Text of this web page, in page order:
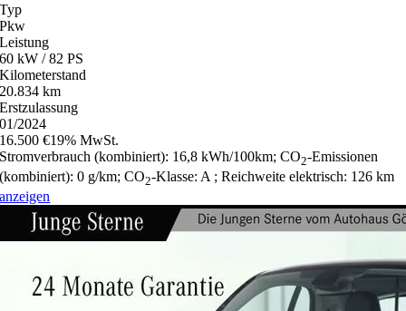
Typ
Pkw
Leistung
60 kW / 82 PS
Kilometerstand
20.834 km
Erstzulassung
01/2024
16.500 €19% MwSt.
Stromverbrauch (kombiniert): 16,8 kWh/100km;CO2-Emissionen
(kombiniert):0 g/km;CO2-Klasse: A ;Reichweite elektrisch: 126 km
anzeigen